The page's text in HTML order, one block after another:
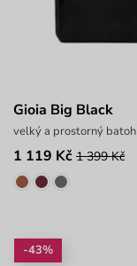
Gioia Big Black
velký a prostorný batoh
1 119 Kč 1 399 Kč
-43%